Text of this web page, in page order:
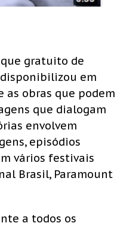
gratuito de
disponibilizou em
as obras que podem
que dialogam
envolvem
episódios
vários festivais
Brasil, Paramount
a todos os